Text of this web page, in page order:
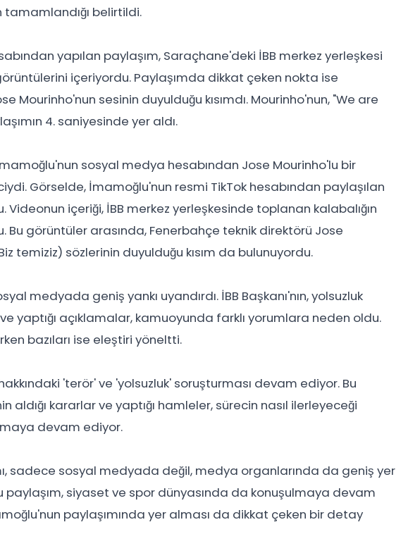
belirtildi.
yapılan paylaşım, Saraçhane'deki İBB merkez yerleşkesi
içeriyordu. Paylaşımda dikkat çeken nokta ise
Mourinho'nun sesinin duyulduğu kısımdı. Mourinho'nun, "We are
4. saniyesinde yer aldı.
sosyal medya hesabından Jose Mourinho'lu bir
Görselde, İmamoğlu'nun resmi TikTok hesabından paylaşılan
Videonun içeriği, İBB merkez yerleşkesinde toplanan kalabalığın
Bu görüntüler arasında, Fenerbahçe teknik direktörü Jose
temiziz) sözlerinin duyulduğu kısım da bulunuyordu.
medyada geniş yankı uyandırdı. İBB Başkanı'nın, yolsuzluk
ve yaptığı açıklamalar, kamuoyunda farklı yorumlara neden oldu.
bazıları ise eleştiri yöneltti.
'terör' ve 'yolsuzluk' soruşturması devam ediyor. Bu
aldığı kararlar ve yaptığı hamleler, sürecin nasıl ilerleyeceği
devam ediyor.
sadece sosyal medyada değil, medya organlarında da geniş yer
paylaşım, siyaset ve spor dünyasında da konuşulmaya devam
paylaşımında yer alması da dikkat çeken bir detay